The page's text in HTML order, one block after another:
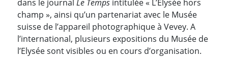
dans le journal Le Temps intitulée « L’Elysée hors
champ », ainsi qu’un partenariat avec le Musée
suisse de l’appareil photographique à Vevey. A
l’international, plusieurs expositions du Musée de
l’Elysée sont visibles ou en cours d’organisation.